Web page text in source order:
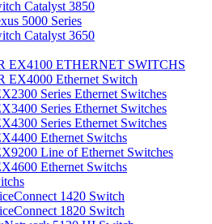
Catalyst 3850
5000 Series
Catalyst 3650
EX4100 ETHERNET SWITCHS
EX4000 Ethernet Switch
Series Ethernet Switches
Series Ethernet Switches
Series Ethernet Switches
Ethernet Switchs
Line of Ethernet Switches
Ethernet Switchs
1420 Switch
1820 Switch